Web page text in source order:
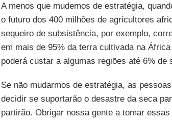
A menos que mudemos de estratégia,
o futuro dos 400 milhões de agricultores
sequeiro de subsistência, por exemplo,
em mais de 95% da terra cultivada na
poderá custar a algumas regiões até 6% de
Se não mudarmos de estratégia, as
decidir se suportarão o desastre da seca
partirão. Obrigar nossa gente a tomar